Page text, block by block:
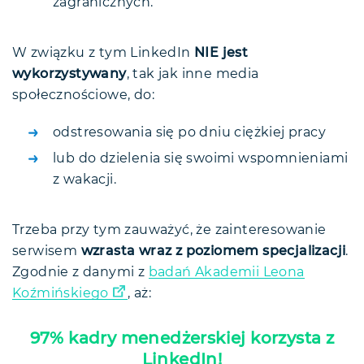
W związku z tym LinkedIn
NIE jest
wykorzystywany, tak jak inne media
społecznościowe, do:
odstresowania się po dniu ciężkiej pracy
lub do dzielenia się swoimi wspomnieniami
z wakacji.
Trzeba przy tym zauważyć, że zainteresowanie
serwisem wzrasta wraz z poziomem specjalizacji.
Zgodnie z danymi z badań Akademii Leona
Koźmińskiego
, aż:
97% kadry menedżerskiej korzysta z
LinkedIn!